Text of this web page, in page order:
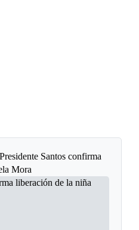
Presidente Santos confirma
Mora